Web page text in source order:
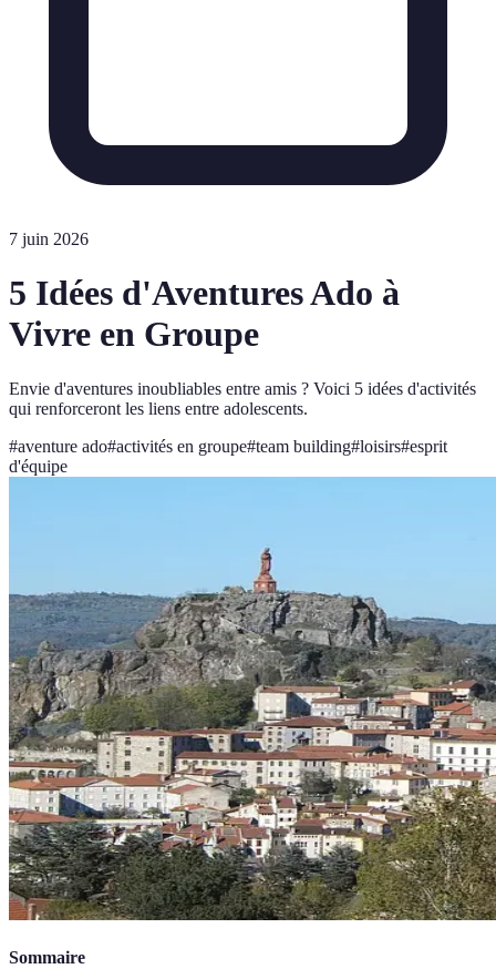
7 juin 2026
5 Idées d'Aventures Ado à
Vivre en Groupe
Envie d'aventures inoubliables entre amis ? Voici 5 idées d'activités
qui renforceront les liens entre adolescents.
#aventure ado#activités en groupe#team building#loisirs#esprit
d'équipe
Sommaire